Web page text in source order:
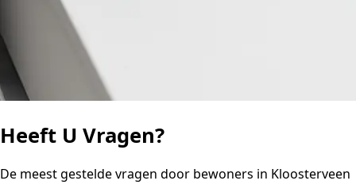
Heeft U Vragen?
De meest gestelde vragen door bewoners in Kloosterveen